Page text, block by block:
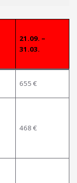
21.09. –
31.03.
655 €
468 €